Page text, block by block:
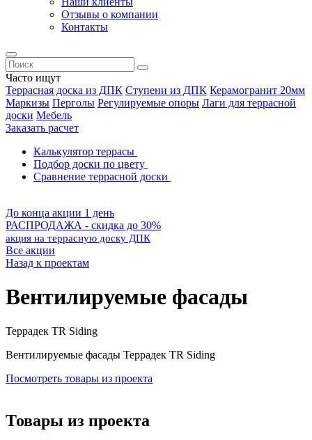
Отзывы о компании
Контакты
Часто ищут
Террасная доска из ДПК Ступени из ДПК Керамогранит 20мм
Маркизы Перголы Регулируемые опоры Лаги для террасной
доски Мебель
Заказать расчет
Калькулятор террасы
Подбор доски по цвету
Сравнение террасной доски
До конца акции 1 день
РАСПРОДАЖА - скидка до 30%
акция на террасную доску ДПК
Все акции
Назад к проектам
Вентилируемые фасады
Террадек TR Siding
Вентилируемые фасады Террадек TR Siding
Посмотреть товары из проекта
Товары из проекта